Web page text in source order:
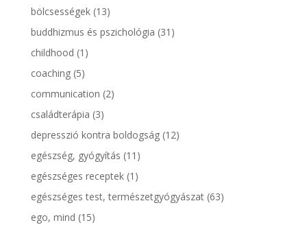
bölcsességek(13)
buddhizmus és pszichológia (31)
childhood (1)
coaching(5)
communication (2)
családterápia (3)
depresszió kontra boldogság(12)
egészség, gyógyítás (11)
egészséges receptek(1)
egészséges test, természetgyógyászat(63)
ego, mind (15)